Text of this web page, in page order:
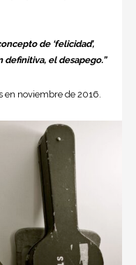
de ‘felicidad’,
definitiva, el desapego.”
en noviembre de 2016.